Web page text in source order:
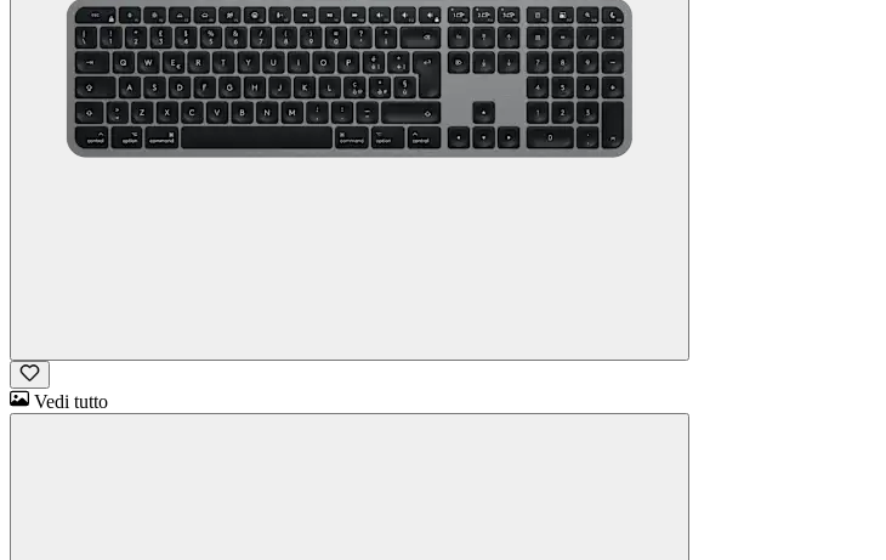
Vedi tutto